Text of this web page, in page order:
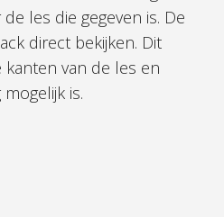
les die gegeven is. De
direct bekijken. Dit
van de les en
is.